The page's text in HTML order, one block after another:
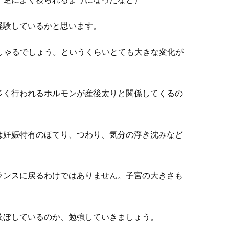
しているかと思います。
るでしょう。というくらいとても大きな変化が
行われるホルモンが産後太りと関係してくるの
娠特有のほてり、つわり、気分の浮き沈みなど
スに戻るわけではありません。子宮の大きさも
しているのか、勉強していきましょう。